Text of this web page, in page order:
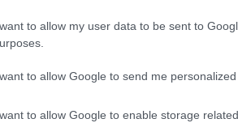
to allow my user data to be sent to
to allow Google to send me personalized
to allow Google to enable storage
a mangalica szinte sikeresebb
forgalma még mindig
szerint, ha a magyarok egy
„hagyományos” sertéshúst,
de még mindig csak évente